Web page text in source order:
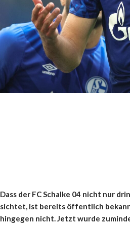
Dass der FC Schalke 04 nicht nur
sichtet, ist bereits öffentlich
hingegen nicht. Jetzt wurde